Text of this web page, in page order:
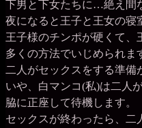
下男と下女たちに…絶え間
夜になると王子と王女の
王子様のチンポが硬くて、
多くの方法でいじめられま
二人がセックスをする準
いや、白マンコ(私)は二人
脇に正座して待機します。
セックスが終わったら、二